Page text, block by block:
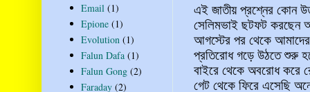
এই জাতীয় প্রশ্নের কোন
সেলিমভাই ছটফট করছেন
আগস্টের পর থেকে আমাদের
প্রতিরোধ গড়ে উঠতে শুরু
বাইরে থেকে অবরোধ করে
গেট থেকে ফিরে এসেছি
Email (1)
Epione (1)
Evolution (1)
Falun Dafa (1)
Falun Gong (2)
Faraday (2)